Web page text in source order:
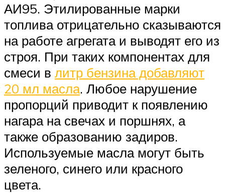
АИ95. Этилированные марки
топлива отрицательно сказываются
на работе агрегата и выводят его из
строя. При таких компонентах для
смеси в литр бензина добавляют
20 мл масла. Любое нарушение
пропорций приводит к появлению
нагара на свечах и поршнях, а
также образованию задиров.
Используемые масла могут быть
зеленого, синего или красного
цвета.